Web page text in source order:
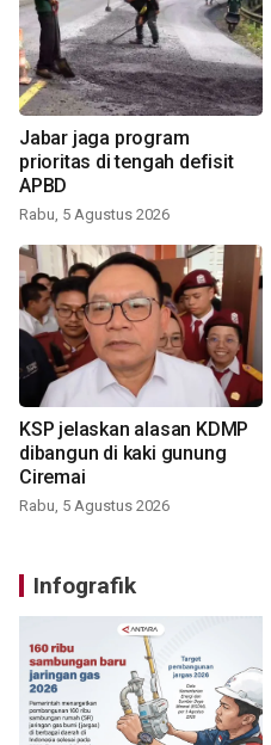
Jabar jaga program
prioritas di tengah defisit
APBD
Rabu, 5 Agustus 2026
KSP jelaskan alasan KDMP
dibangun di kaki gunung
Ciremai
Rabu, 5 Agustus 2026
Infografik